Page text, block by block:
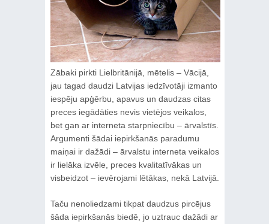
Zābaki pirkti Lielbritānijā, mētelis – Vācijā,
jau tagad daudzi Latvijas iedzīvotāji izmanto
iespēju apģērbu, apavus un daudzas citas
preces iegādāties nevis vietējos veikalos,
bet gan ar interneta starpniecību – ārvalstīs.
Argumenti šādai iepirkšanās paradumu
maiņai ir dažādi – ārvalstu interneta veikalos
ir lielāka izvēle, preces kvalitatīvākas un
visbeidzot – ievērojami lētākas, nekā Latvijā.
Taču nenoliedzami tikpat daudzus pircējus
šāda iepirkšanās biedē, jo uztrauc dažādi ar